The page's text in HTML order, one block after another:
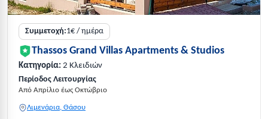
Συμμετοχή:1€ / ημέρα
Thassos Grand Villas Apartments & Studios
Κατηγορία: 2 Κλειδιών
Περίοδος Λειτουργίας
Από Απρίλιο έως Οκτώβριο
Λιμενάρια, Θάσου